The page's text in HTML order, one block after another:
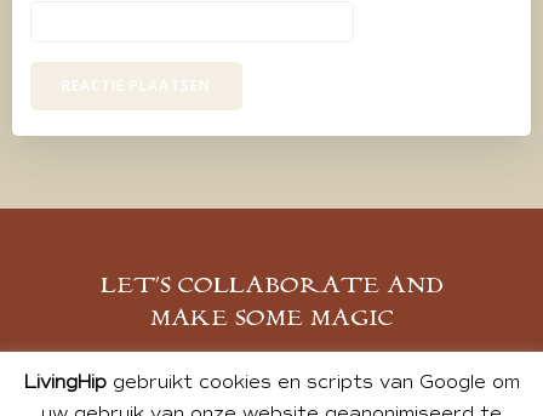
LET’S COLLABORATE AND
MAKE SOME MAGIC
MELD JE AAN
LivingHipgebruikt cookies en scripts van Google om